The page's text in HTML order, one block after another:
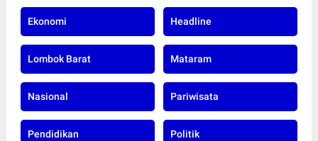
Ekonomi Headline
Lombok Barat Mataram
Nasional Pariwisata
Pendidikan Politik